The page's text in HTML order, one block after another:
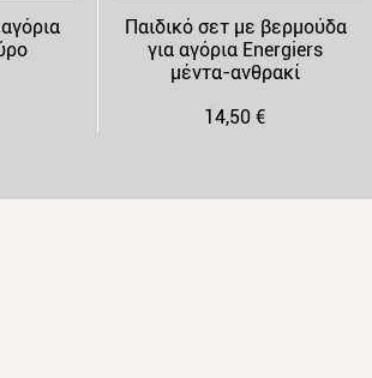
Παιδικό σετ με βερμούδα
για αγόρια Energiers
μέντα-ανθρακί
14,50 €